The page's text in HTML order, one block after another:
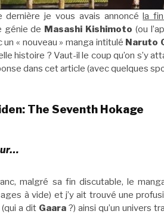
dernière je vous avais annoncéla
génie de Masashi Kishimoto (ou
« nouveau » manga intitulé Naruto
histoire ? Vaut-il le coup qu’on s’y
dans cet article (avec quelques
The Seventh Hokage
malgré sa fin discutable, le
à vide) et j’y ait trouvé une
a dit Gaara ?) ainsi qu’un univers